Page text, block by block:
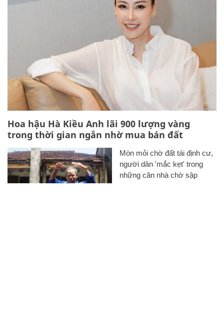
Hoa hậu Hà Kiều Anh lãi 900 lượng vàng
trong thời gian ngắn nhờ mua bán đất
Mòn mỏi chờ đất tái định cư,
người dân 'mắc kẹt' trong
những căn nhà chờ sập